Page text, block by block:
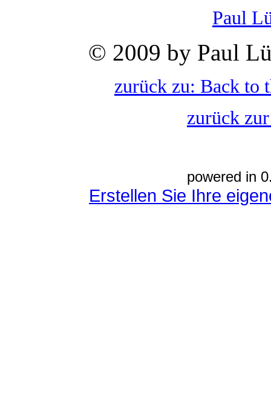
Paul
© 2009 by Paul
zurück zu: Back to
zurück
powered in
Erstellen Sie Ihre